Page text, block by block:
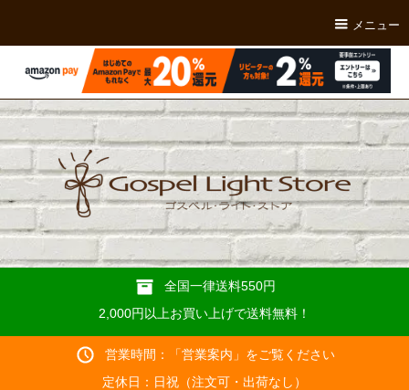
メニュー
全国一律送料550円
2,000円以上お買い上げで送料無料！
営業時間：「営業案内 」をご覧ください
定休日：日祝（注文可・出荷なし）